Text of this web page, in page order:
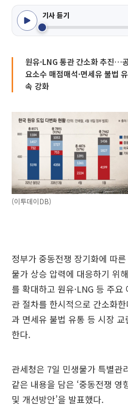
기사 듣기
원유·LNG 통관 간소화 추진…
요소수 매점매석·면세유 불법
속 강화
(이투데이DB)
정부가 중동전쟁 장기화에 따
물가 상승 압력에 대응하기 위
를 확대하고 원유·LNG 등 주
관 절차를 한시적으로 간소화
과 면세유 불법 유통 등 시장
한다.
관세청은 7일 민생물가 특별관
같은 내용을 담은 ‘중동전쟁 영
및 개선방안’을 발표했다.